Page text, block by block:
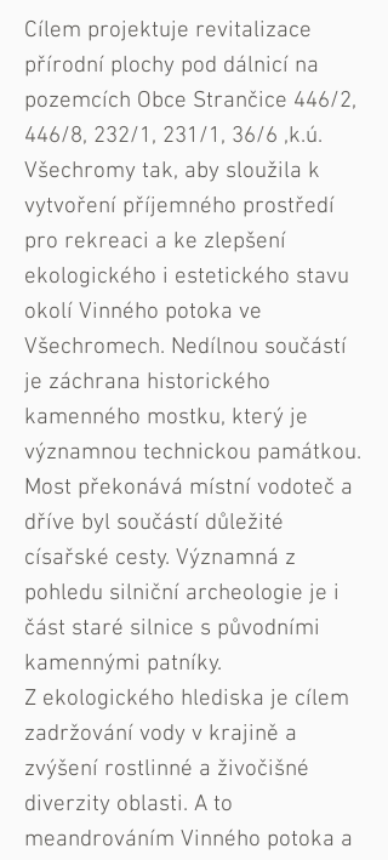
Cílem projektuje revitalizace
přírodní plochy pod dálnicí na
pozemcích Obce Strančice 446/2,
446/8, 232/1, 231/1, 36/6 ,k.ú.
Všechromy tak, aby sloužila k
vytvoření příjemného prostředí
pro rekreaci a ke zlepšení
ekologického i estetického stavu
okolí Vinného potoka ve
Všechromech. Nedílnou součástí
je záchrana historického
kamenného mostku, který je
významnou technickou památkou.
Most překonává místní vodoteč a
dříve byl součástí důležité
císařské cesty. Významná z
pohledu silniční archeologie je i
část staré silnice s původními
kamennými patníky.
Z ekologického hlediska je cílem
zadržování vody v krajině a
zvýšení rostlinné a živočišné
diverzity oblasti. A to
meandrováním Vinného potoka a